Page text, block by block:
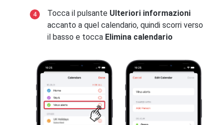
Tocca il pulsante Ulteriori informazioni
accanto a quel calendario, quindi scorri verso
il basso e tocca Elimina calendario